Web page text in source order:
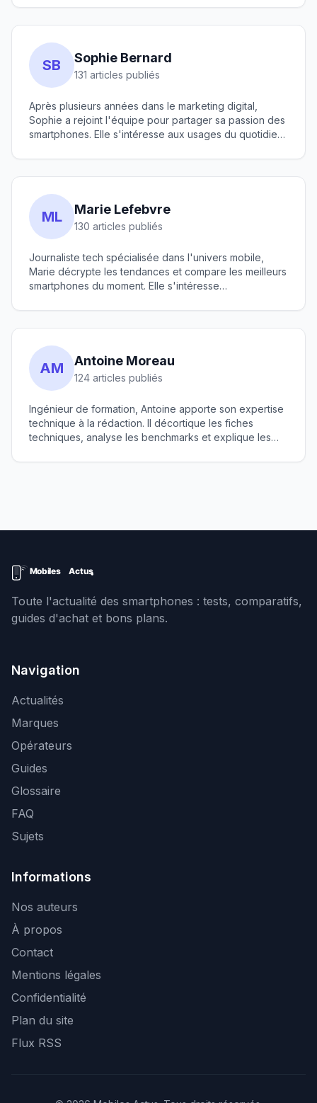
plans, il déniche régulièrement les meilleures offres
pour nos lecteurs.
SB Sophie Bernard
131 articles publiés
Après plusieurs années dans le marketing digital,
Sophie a rejoint l'équipe pour partager sa passion des
smartphones. Elle s'intéresse aux usages du quotidien
crédo : un bon smartphone doit avant tout être
pratique et fiable.
ML Marie Lefebvre
130 articles publiés
Journaliste tech spécialisée dans l'univers mobile,
Marie décrypte les tendances et compare les meilleurs
smartphones du moment. Elle s'intéresse
innovations en matière d'intelligence artificielle. Son
objectif : rendre la tech accessible à tous.
AM Antoine Moreau
124 articles publiés
Ingénieur de formation, Antoine apporte son expertise
technique à la rédaction. Il décortique les fiches
techniques, analyse les benchmarks et explique les
d'Apple et d'Android, il refuse de choisir un camp et
Toute l'actualité des smartphones : tests, comparatifs,
guides d'achat et bons plans.
Navigation
Actualités
Marques
Opérateurs
Guides
Glossaire
FAQ
Sujets
Informations
Nos auteurs
À propos
Contact
Mentions légales
Confidentialité
Plan du site
Flux RSS